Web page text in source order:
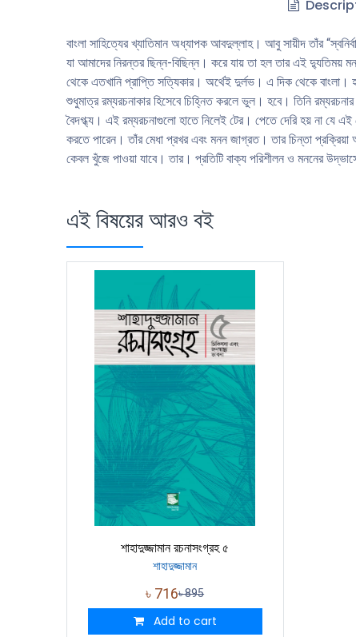
বাংলা সাহিত্যের খ্যাতিমান অধ্যাপক আবদুল্লাহ। আবু সায়ীদ তাঁর
যা আমাদের নিরন্তর ছিন্ন-বিছিন্ন। করে যায় তা হল তার এই
থেকে এতখানি প্রাপ্তি সত্যিকার। অর্থেই দুর্লভ। এ দিক থেকে বাংলা।
শুধুমাত্র রম্যরচনাকার হিসেবে চিহ্নিত করলে ভুল। হবে। তিনি
বৈদগ্ধ্য। এই রম্যরচনাগুলাে হাতে নিলেই টের। পেতে দেরি হয় না যে এই
করতে পারেন। তাঁর মেধা প্রখর এবং মনন জাগ্রত। তার চিন্তা প্রক্রিয়া
কেবল খুঁজে পাওয়া যাবে। তার। প্রতিটি বাক্য পরিশীলন ও মননের
এই বিষয়ের আরও বই
শাহাদুজ্জামান রচনাসংগ্রহ ৫
শাহাদুজ্জামান
৳ 716৳895
Add to cart